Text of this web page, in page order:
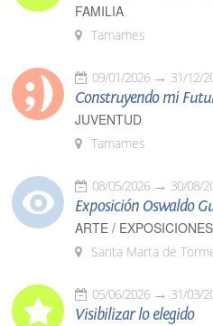
FAMILIA
Tamames
09/01/2026 31/12/
Construyendo mi
JUVENTUD
Tamames
08/05/2026 30/08/
Exposición Oswaldo
ARTE / EXPOSICIONES
Santa Marta de
05/06/2026 31/03/
Visibilizar lo elegido